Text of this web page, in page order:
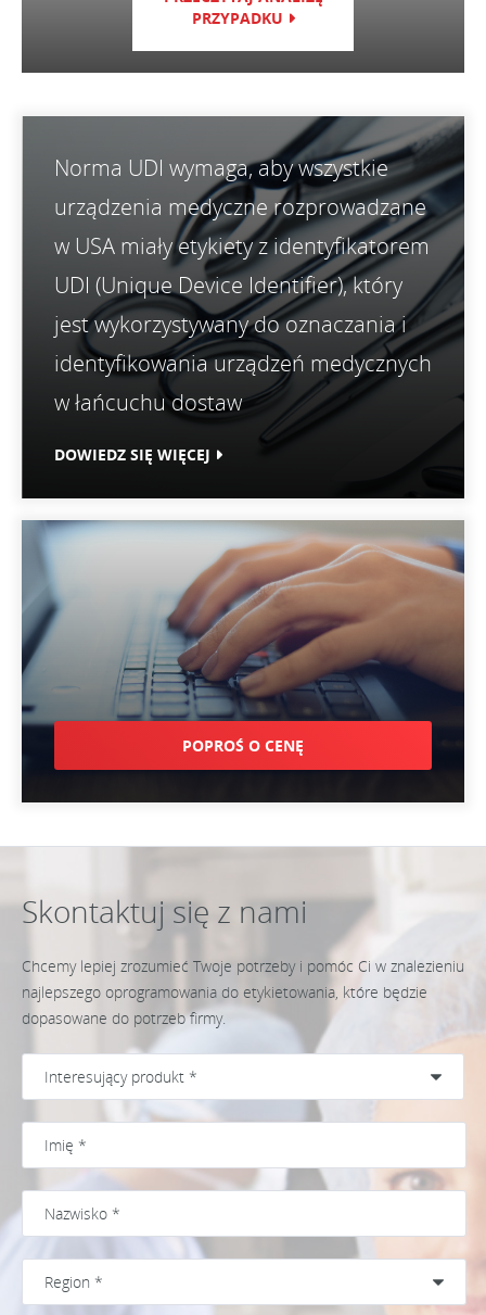
PRZYPADKU
Norma UDI wymaga, aby wszystkie
urządzenia medyczne rozprowadzane
w USA miały etykiety z identyfikatorem
UDI (Unique Device Identifier), który
jest wykorzystywany do oznaczania i
identyfikowania urządzeń medycznych
w łańcuchu dostaw
DOWIEDZ SIĘ WIĘCEJ
POPROŚ O CENĘ
Skontaktuj się z nami
Chcemy lepiej zrozumieć Twoje potrzeby i pomóc Ci w znalezieniu
najlepszego oprogramowania do etykietowania, które będzie
dopasowane do potrzeb firmy.